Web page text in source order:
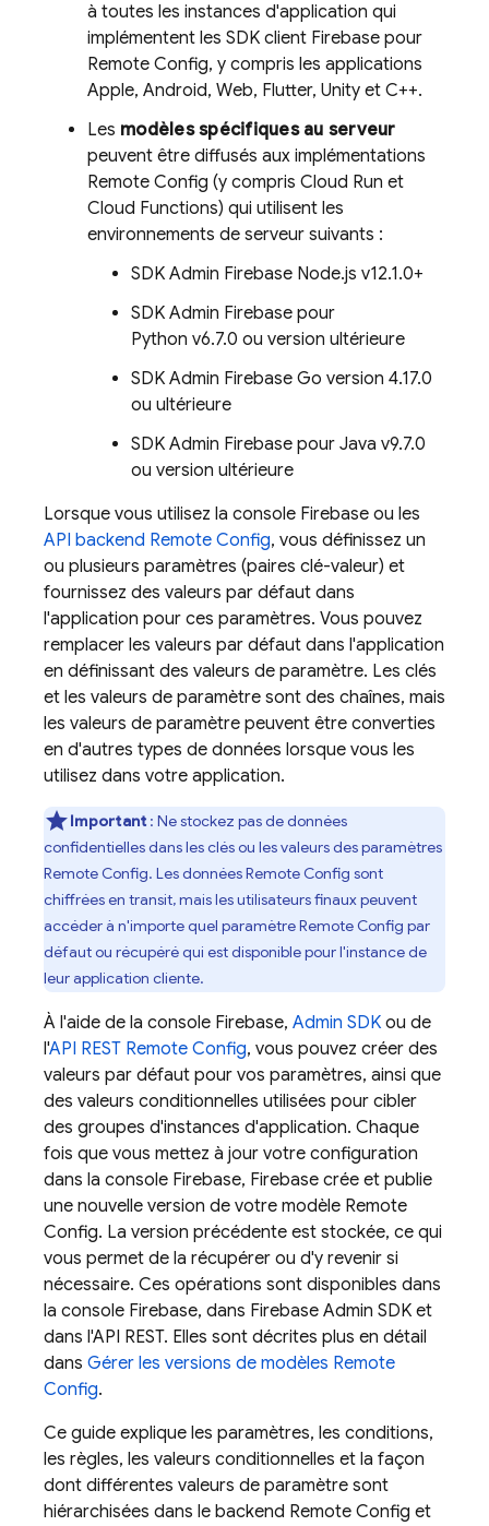
à toutes les instances d'application qui
implémentent les SDK client Firebase pour
Remote Config, y compris les applications
Apple, Android, Web, Flutter, Unity et C++.
Les modèles spécifiques au serveur
peuvent être diffusés aux implémentations
Remote Config (y compris Cloud Run et
Cloud Functions) qui utilisent les
environnements de serveur suivants :
SDK Admin Firebase Node.js v12.1.0+
SDK Admin Firebase pour
Python v6.7.0 ou version ultérieure
SDK Admin Firebase Go version 4.17.0
ou ultérieure
SDK Admin Firebase pour Java v9.7.0
ou version ultérieure
Lorsque vous utilisez la console Firebase ou les
API backend Remote Config, vous définissez un
ou plusieurs paramètres (paires clé-valeur) et
fournissez des valeurs par défaut dans
l'application pour ces paramètres. Vous pouvez
remplacer les valeurs par défaut dans l'application
en définissant des valeurs de paramètre. Les clés
et les valeurs de paramètre sont des chaînes, mais
les valeurs de paramètre peuvent être converties
en d'autres types de données lorsque vous les
utilisez dans votre application.
Important : Ne stockez pas de données
confidentielles dans les clés ou les valeurs des paramètres
Remote Config. Les donnéesRemote Config sont
chiffrées en transit, mais les utilisateurs finaux peuvent
accéder à n'importe quel paramètreRemote Config par
défaut ou récupéré qui est disponible pour l'instance de
leur application cliente.
À l'aide de la console Firebase, Admin SDK ou de
l'API REST Remote Config, vous pouvez créer des
valeurs par défaut pour vos paramètres, ainsi que
des valeurs conditionnelles utilisées pour cibler
des groupes d'instances d'application. Chaque
fois que vous mettez à jour votre configuration
dans la console Firebase, Firebase crée et publie
une nouvelle version de votre modèle Remote
Config. La version précédente est stockée, ce qui
vous permet de la récupérer ou d'y revenir si
nécessaire. Ces opérations sont disponibles dans
la console Firebase, dans Firebase Admin SDK et
dans l'API REST. Elles sont décrites plus en détail
dans Gérer les versions de modèles Remote
Config.
Ce guide explique les paramètres, les conditions,
les règles, les valeurs conditionnelles et la façon
dont différentes valeurs de paramètre sont
hiérarchisées dans le backend Remote Config et